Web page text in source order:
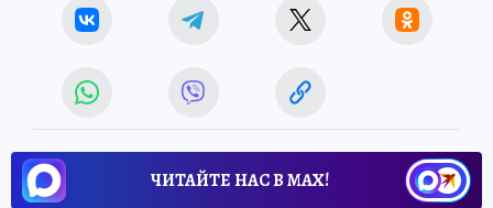
ЧИТАЙТЕ НАС В МАХ!